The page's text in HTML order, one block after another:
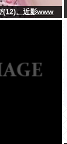
(12)、近影www